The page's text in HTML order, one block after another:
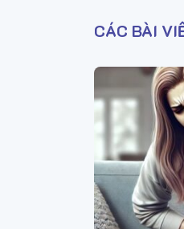
CÁC BÀI